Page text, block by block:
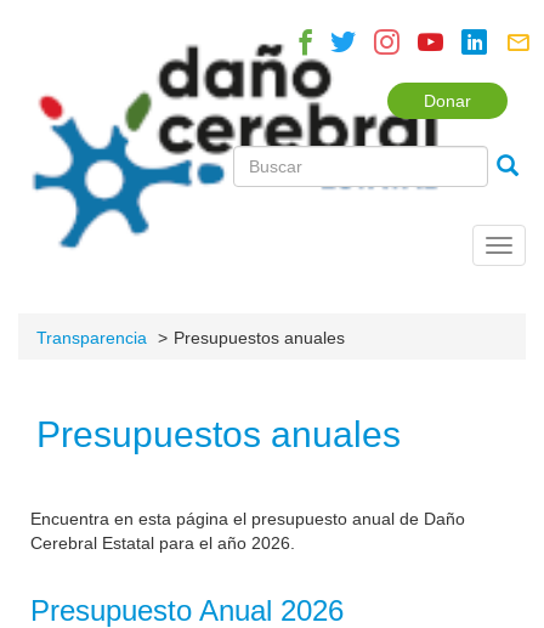
Donar
Transparencia Presupuestos anuales
Presupuestos anuales
Encuentra en esta página el presupuesto anual de Daño
Cerebral Estatal para el año 2026.
Presupuesto Anual 2026